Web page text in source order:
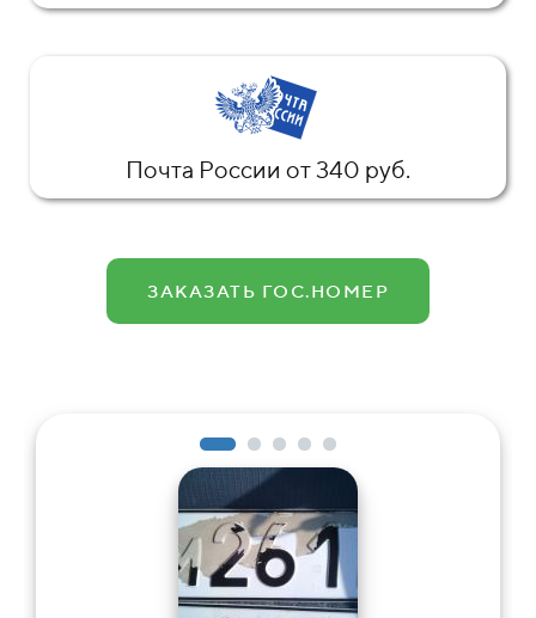
Почта России от 340 руб.
ЗАКАЗАТЬ ГОС.НОМЕР